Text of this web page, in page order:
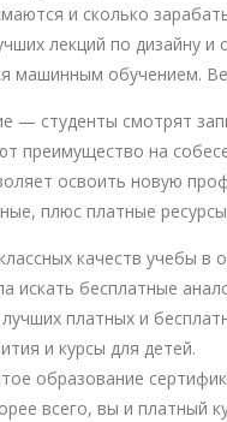
и сколько
лекций по дизайну
машинным обучением.
— студенты смотрят
преимущество на
освоить новую
плюс платные
качеств учебы
искать бесплатные
платных и
и курсы для детей.
образование
всего, вы и платный